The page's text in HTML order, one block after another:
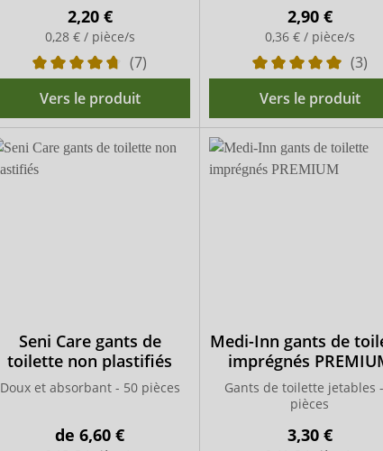
2,20 €
0,28 € / pièce/s
(7)
Vers le produit
2,90 €
0,36 € / pièce/s
(3)
Vers le produit
Seni Care gants de
toilette non plastifiés
Doux et absorbant - 50 pièces
de6,60 €
Medi-Inn gants de
imprégnés
Gants de toilette jetables
pièces
3,30 €